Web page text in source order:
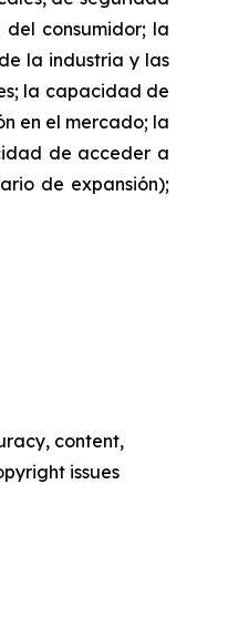
consumidor; la
la industria y las
la capacidad de
en el mercado; la
de acceder a
de expansión);
content,
issues